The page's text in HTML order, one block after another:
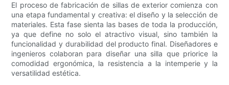
El proceso de fabricación de sillas de exterior comienza con
una etapa fundamental y creativa: el diseño y la selección de
materiales. Esta fase sienta las bases de toda la producción,
ya que define no solo el atractivo visual, sino también la
funcionalidad y durabilidad del producto final. Diseñadores e
ingenieros colaboran para diseñar una silla que priorice la
comodidad ergonómica, la resistencia a la intemperie y la
versatilidad estética.